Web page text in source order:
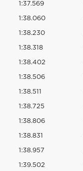
1:37.569
1:38.060
1:38.230
1:38.318
1:38.402
1:38.506
1:38.511
1:38.725
1:38.806
1:38.831
1:38.957
1:39.502